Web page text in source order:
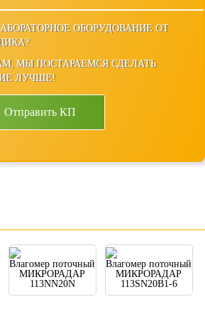
ОБОРУДОВАНИЕ ОТ
МЫ ПОСТАРАЕМСЯ СДЕЛАТЬ
ЛУЧШЕ!
Отправить КП
Влагомер поточный
МИКРОРАДАР
113NN20N
Влагомер поточный
МИКРОРАДАР
113SN20B1-6